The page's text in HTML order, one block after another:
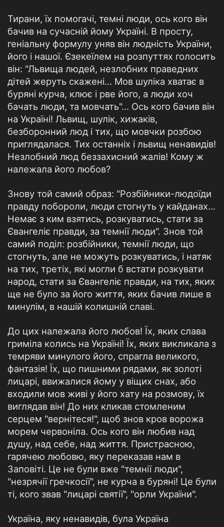
Тирани, їх помогачі, темні люди, ось кого він
бачив на сучасній йому Україні. В просту,
геніальну формулу уняв він людність України,
його і нашої. Єзекеїлем на розпуттях голосить
він: "Львища людей, незлобних праведних
дітей жеруть скажені... Мов шуліка хватає в
буряні курча, клює і рве його, а люди хоч
бачать люди, та мовчать"... Ось кого бачив він
на Україні! Львищ, шулік, хижаків,
безборонний люд і тих, що мовчки розбою
приглядалася. Тих останніх і львищ ненавидів!
Незлобний люд беззахисний жалів! Кому ж
належала його любов?
Знову той самий образ: "Розбійники-людоїди
правду побороли, люди стогнуть у кайданах...
Немає з ким взятись, розкуватись, стати за
Євангеліє правди, за темнії люди". Знов той
самий поділ: розбійники, темнії люди, що
стогнуть, але не можуть розкуватись, і натяк
на тих, третіх, які могли б встати розкувати
народ, стати за Євангеліє правди, на тих, яких
ще не було за його життя, яких бачив лише в
минулім, в нашій колишній славі.
До цих належала його любов! Їх, яких слава
гриміла колись на Україні! Їх, яких викликала з
темряви минулого його, спрагла великого,
фантазія! Їх, що пишними рядами, як золоті
лицарі, ввижалися йому у віщих снах, або
входили мов живі у його хату на розмову, їх
виглядав він! До них кликав стомленим
серцем "вернітеся!", щоб знов кров ворожа
морем червоніла. Ось кого він любив над
душу, над себе, над життя. Пристрасною,
гарячею любовю, яку переказав нам в
Заповіті. Це не були вже "темнії люди",
"незрячії гречкосії", не курча в буряні! Це були
ті, кого звав "лицарі святії", "орли України".
Україна, яку ненавидів, була Україна